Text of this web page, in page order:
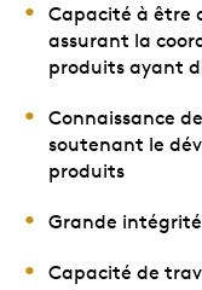
Capacité à être
assurant la
produits ayant
Connaissance
soutenant le
produits
Grande intégrité
Capacité de